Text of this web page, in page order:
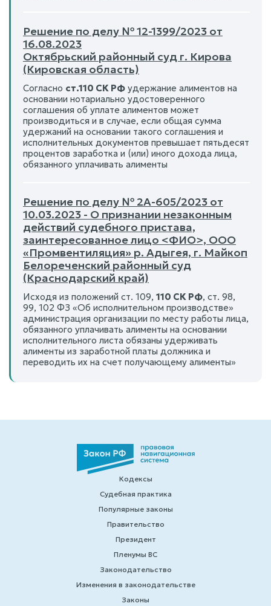
Решение по делу № 12-1399/2023 от
16.08.2023
Октябрьский районный суд г. Кирова
(Кировская область)
Согласно ст.110 СК РФ удержание алиментов на
основании нотариально удостоверенного
соглашения об уплате алиментов может
производиться и в случае, если общая сумма
удержаний на основании такого соглашения и
исполнительных документов превышает пятьдесят
процентов заработка и (или) иного дохода лица,
обязанного уплачивать алименты
Решение по делу № 2А-605/2023 от
10.03.2023 - О признании незаконным
действий судебного пристава,
заинтересованное лицо <ФИО>, ООО
«Промвентиляция» р. Адыгея, г. Майкоп
Белореченский районный суд
(Краснодарский край)
Исходя из положений ст. 109, 110 СК РФ, ст. 98,
99, 102 ФЗ «Об исполнительном производстве»
администрация организации по месту работы лица,
обязанного уплачивать алименты на основании
исполнительного листа обязаны удерживать
алименты из заработной платы должника и
переводить их на счет получающему алименты»
Кодексы
Судебная практика
Популярные законы
Правительство
Президент
Пленумы ВС
Законодательство
Изменения в законодательстве
Законы